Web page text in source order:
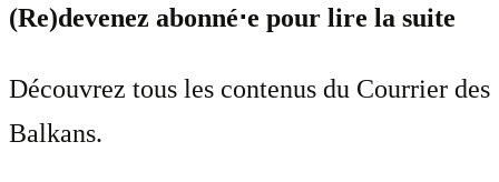
(Re)devenez abonné⋅e pour lire la suite
Découvrez tous les contenus du Courrier des
Balkans.